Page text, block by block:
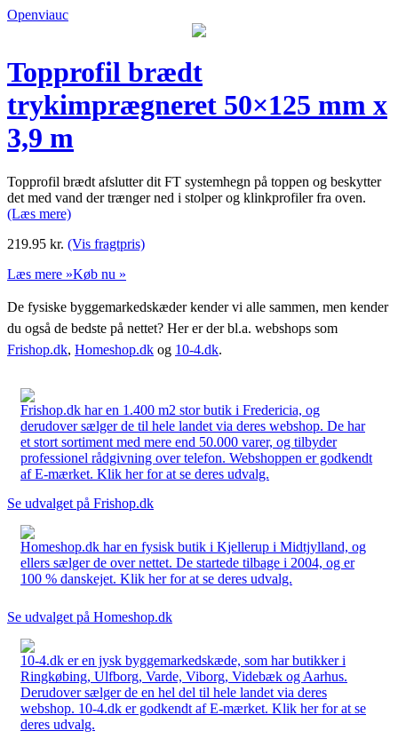
Openviauc
Topprofil brædt
trykimprægneret 50×125 mm x
3,9 m
Topprofil brædt afslutter dit FT systemhegn på toppen og beskytter
det med vand der trænger ned i stolper og klinkprofiler fra oven.
(Læs mere)
219.95 kr. (Vis fragtpris)
Læs mere »Køb nu »
De fysiske byggemarkedskæder kender vi alle sammen, men kender
du også de bedste på nettet? Her er der bl.a. webshops som
Frishop.dk, Homeshop.dk og 10-4.dk.
Frishop.dk har en 1.400 m2 stor butik i Fredericia, og
derudover sælger de til hele landet via deres webshop. De har
et stort sortiment med mere end 50.000 varer, og tilbyder
professionel rådgivning over telefon. Webshoppen er godkendt
af E-mærket. Klik her for at se deres udvalg.
Se udvalget på Frishop.dk
Homeshop.dk har en fysisk butik i Kjellerup i Midtjylland, og
ellers sælger de over nettet. De startede tilbage i 2004, og er
100 % danskejet. Klik her for at se deres udvalg.
Se udvalget på Homeshop.dk
10-4.dk er en jysk byggemarkedskæde, som har butikker i
Ringkøbing, Ulfborg, Varde, Viborg, Videbæk og Aarhus.
Derudover sælger de en hel del til hele landet via deres
webshop. 10-4.dk er godkendt af E-mærket. Klik her for at se
deres udvalg.